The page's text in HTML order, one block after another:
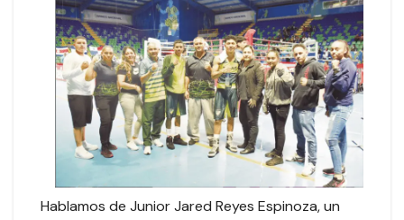
Hablamos de Junior Jared Reyes Espinoza, un